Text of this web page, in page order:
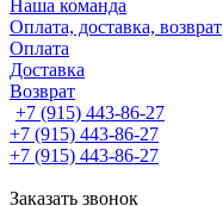
Наша команда
Оплата, доставка, возврат
Оплата
Доставка
Возврат
+7 (915) 443-86-27
+7 (915) 443-86-27
+7 (915) 443-86-27
Заказать звонок